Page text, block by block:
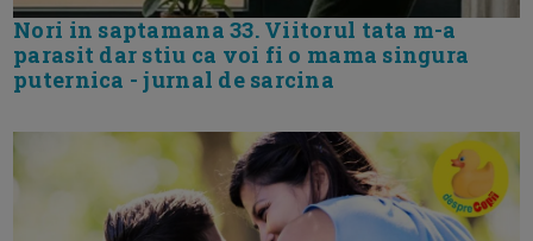
Nori in saptamana 33. Viitorul tata m-a
parasit dar stiu ca voi fi o mama singura
puternica - jurnal de sarcina